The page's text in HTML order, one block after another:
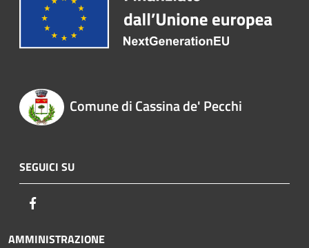
Comune di Cassina de' Pecchi
SEGUICI SU
AMMINISTRAZIONE